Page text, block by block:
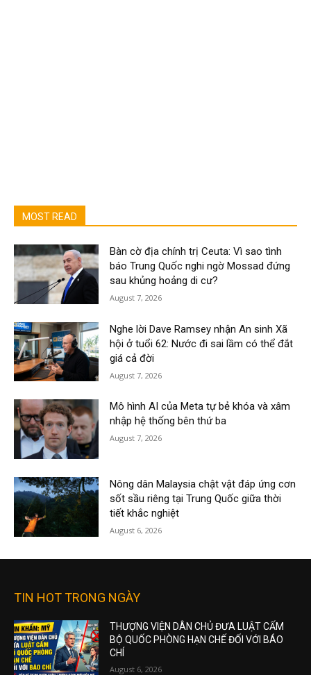
MOST READ
Bàn cờ địa chính trị Ceuta: Vì sao tình
báo Trung Quốc nghi ngờ Mossad đứng
sau khủng hoảng di cư?
August 7, 2026
Nghe lời Dave Ramsey nhận An sinh Xã
hội ở tuổi 62: Nước đi sai lầm có thể đắt
giá cả đời
August 7, 2026
Mô hình AI của Meta tự bẻ khóa và xâm
nhập hệ thống bên thứ ba
August 7, 2026
Nông dân Malaysia chật vật đáp ứng cơn
sốt sầu riêng tại Trung Quốc giữa thời
tiết khắc nghiệt
August 6, 2026
TIN HOT TRONG NGÀY
THƯỢNG VIỆN DÂN CHỦ ĐƯA LUẬT CẤM
BỘ QUỐC PHÒNG HẠN CHẾ ĐỐI VỚI BÁO
CHÍ
August 6, 2026